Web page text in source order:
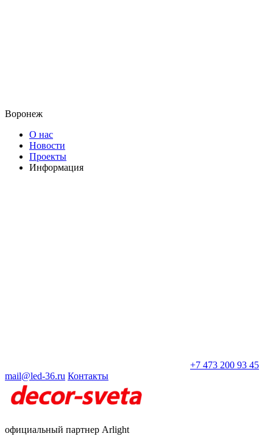
Воронеж
О нас
Новости
Проекты
Информация
+7 473 200 93 45
mail@led-36.ru Контакты
официальный партнер Arlight